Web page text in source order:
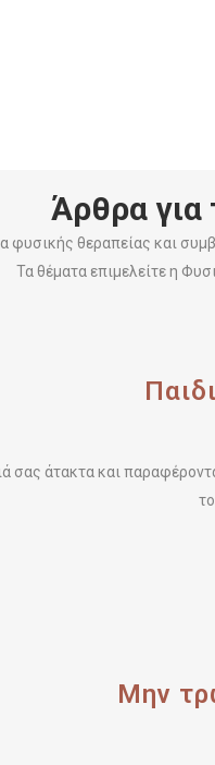
Άρθρα για
φυσικής θεραπείας και
Τα θέματα επιμελείτε η
σας άτακτα και
Mην